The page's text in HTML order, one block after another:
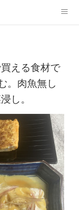
と高齢化社会学
編
える食材で
。肉魚無し
し。